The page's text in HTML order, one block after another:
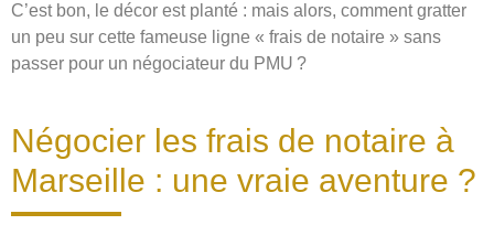
C’est bon, le décor est planté : mais alors, comment gratter
un peu sur cette fameuse ligne « frais de notaire » sans
passer pour un négociateur du PMU ?
Négocier les frais de notaire à
Marseille : une vraie aventure ?